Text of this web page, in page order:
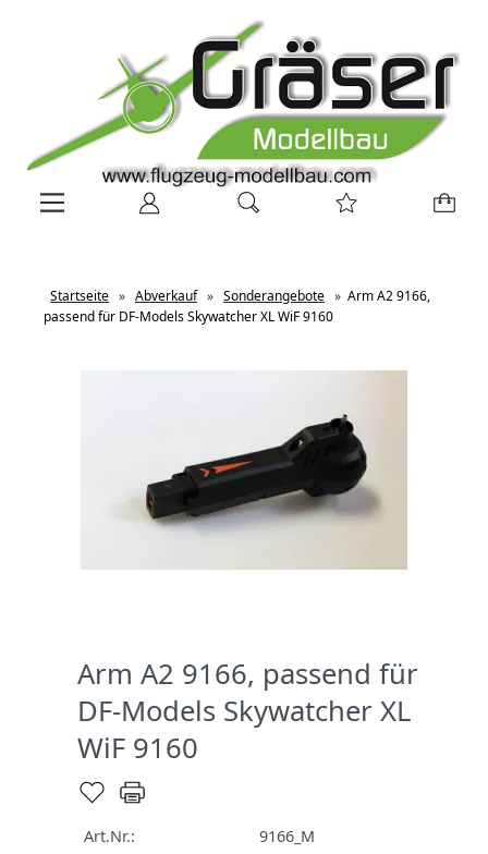
Startseite » Abverkauf » Sonderangebote » Arm A2 9166,
passend für DF-Models Skywatcher XL WiF 9160
Arm A2 9166, passend für
DF-Models Skywatcher XL
WiF 9160
Art.Nr.:
9166_M